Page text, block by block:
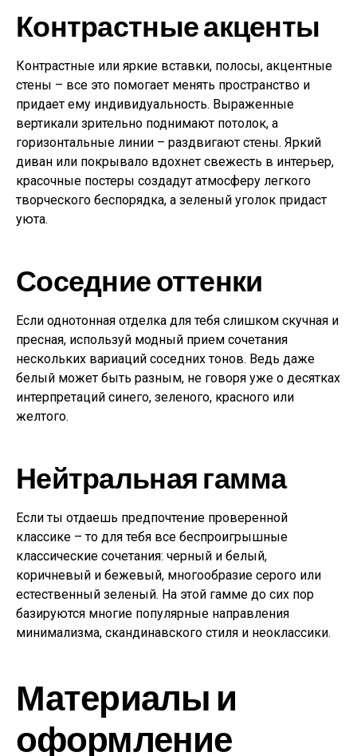
Контрастные акценты
Контрастные или яркие вставки, полосы, акцентные
стены – все это помогает менять пространство и
придает ему индивидуальность. Выраженные
вертикали зрительно поднимают потолок, а
горизонтальные линии – раздвигают стены. Яркий
диван или покрывало вдохнет свежесть в интерьер,
красочные постеры создадут атмосферу легкого
творческого беспорядка, а зеленый уголок придаст
уюта.
Соседние оттенки
Если однотонная отделка для тебя слишком скучная и
пресная, используй модный прием сочетания
нескольких вариаций соседних тонов. Ведь даже
белый может быть разным, не говоря уже о десятках
интерпретаций синего, зеленого, красного или
желтого.
Нейтральная гамма
Если ты отдаешь предпочтение проверенной
классике – то для тебя все беспроигрышные
классические сочетания: черный и белый,
коричневый и бежевый, многообразие серого или
естественный зеленый. На этой гамме до сих пор
базируются многие популярные направления
минимализма, скандинавского стиля и неоклассики.
Материалы и
оформление